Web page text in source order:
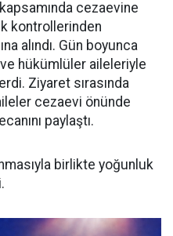
cezaevine
kontrollerinden
alındı. Gün boyunca
hükümlüler aileleriyle
Ziyaret sırasında
cezaevi önünde
paylaştı.
birlikte yoğunluk